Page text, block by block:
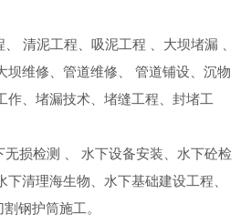
清泥工程、吸泥工程 、大坝堵漏 、
坝维修、管道维修、 管道铺设、沉物
作、堵漏技术、堵缝工程、封堵工
损检测 、 水下设备安装、水下砼检
清理海生物、水下基础建设工程、
钢护筒施工。